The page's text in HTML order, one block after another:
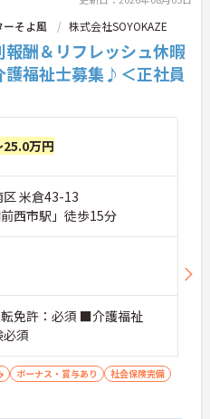
ーそよ風 株式会社SOYOKAZE
報酬＆リフレッシュ休暇
護福祉士募集♪＜正社員
万円
米倉43-13
西市駅」徒歩15分
必須 ■介護福祉
験必須
ボーナス・賞与あり
社会保険完備